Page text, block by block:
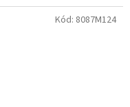
Kód: 8087M124